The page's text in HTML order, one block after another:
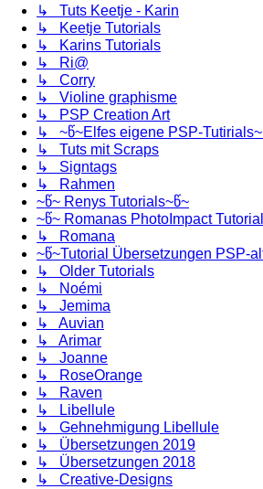
↳ Tuts Keetje - Karin
↳ Keetje Tutorials
↳ Karins Tutorials
↳ Ri@
↳ Corry
↳ Violine graphisme
↳ PSP Creation Art
↳ ~წ~Elfes eigene PSP-
↳ Tuts mit Scraps
↳ Signtags
↳ Rahmen
~წ~ Renys Tutorials~წ~
~წ~ Romanas PhotoImpact
↳ Romana
~წ~Tutorial Übersetzungen PSP-
↳ Older Tutorials
↳ Noémi
↳ Jemima
↳ Auvian
↳ Arimar
↳ Joanne
↳ RoseOrange
↳ Raven
↳ Libellule
↳ Gehnehmigung Libellule
↳ Übersetzungen 2019
↳ Übersetzungen 2018
↳ Creative-Designs